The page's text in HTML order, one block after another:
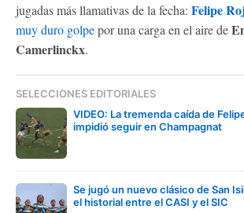
jugadas más llamativas de la fecha: Felipe
muy duro golpepor una carga en el aire de
Camerlinckx.
SELECCIONES EDITORIALES
VIDEO: La tremenda caída de
impidió seguir en Champagnat
Se jugó un nuevo clásico de San
el historial entre el CASI y el SIC